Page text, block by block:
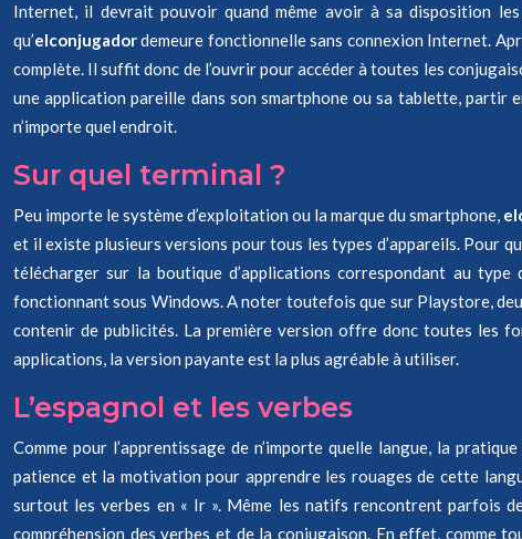
Internet, il devrait pouvoir quand même avoir à sa disposition
qu’elconjugadordemeure fonctionnelle sans connexion Internet.
complète. Il suffit donc de l’ouvrir pour accéder à toutes les
une application pareille dans son smartphone ou sa tablette, partir
n’importe quel endroit.
Sur quel terminal ?
Peu importe le système d’exploitation ou la marque du smartphone,
et il existe plusieurs versions pour tous les types d’appareils. Pour
télécharger sur la boutique d’applications correspondant au
fonctionnant sous Windows. A noter toutefois que sur Playstore,
contenir de publicités. La première version offre donc toutes les
applications, la version payante est la plus agréable à utiliser.
L’espagnol et les verbes
Comme pour l’apprentissage de n’importe quelle langue, la
patience et la motivation pour apprendre les rouages de cette
surtout les verbes en « Ir ». Même les natifs rencontrent parfois
compréhension des verbes et de la conjugaison. En effet, comme